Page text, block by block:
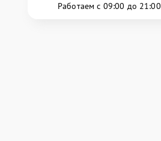
Работаем с 09:00 до 21:00